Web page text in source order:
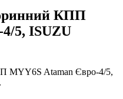
КПП
5, ISUZU
MYY6S Ataman Євро-4/5,